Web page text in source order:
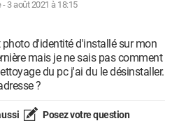
- 3 août 2021 à 18:15
d'identité d'installé sur mon
mais je ne sais pas comment
du pc j'ai du le désinstaller.
?
Posez votre question